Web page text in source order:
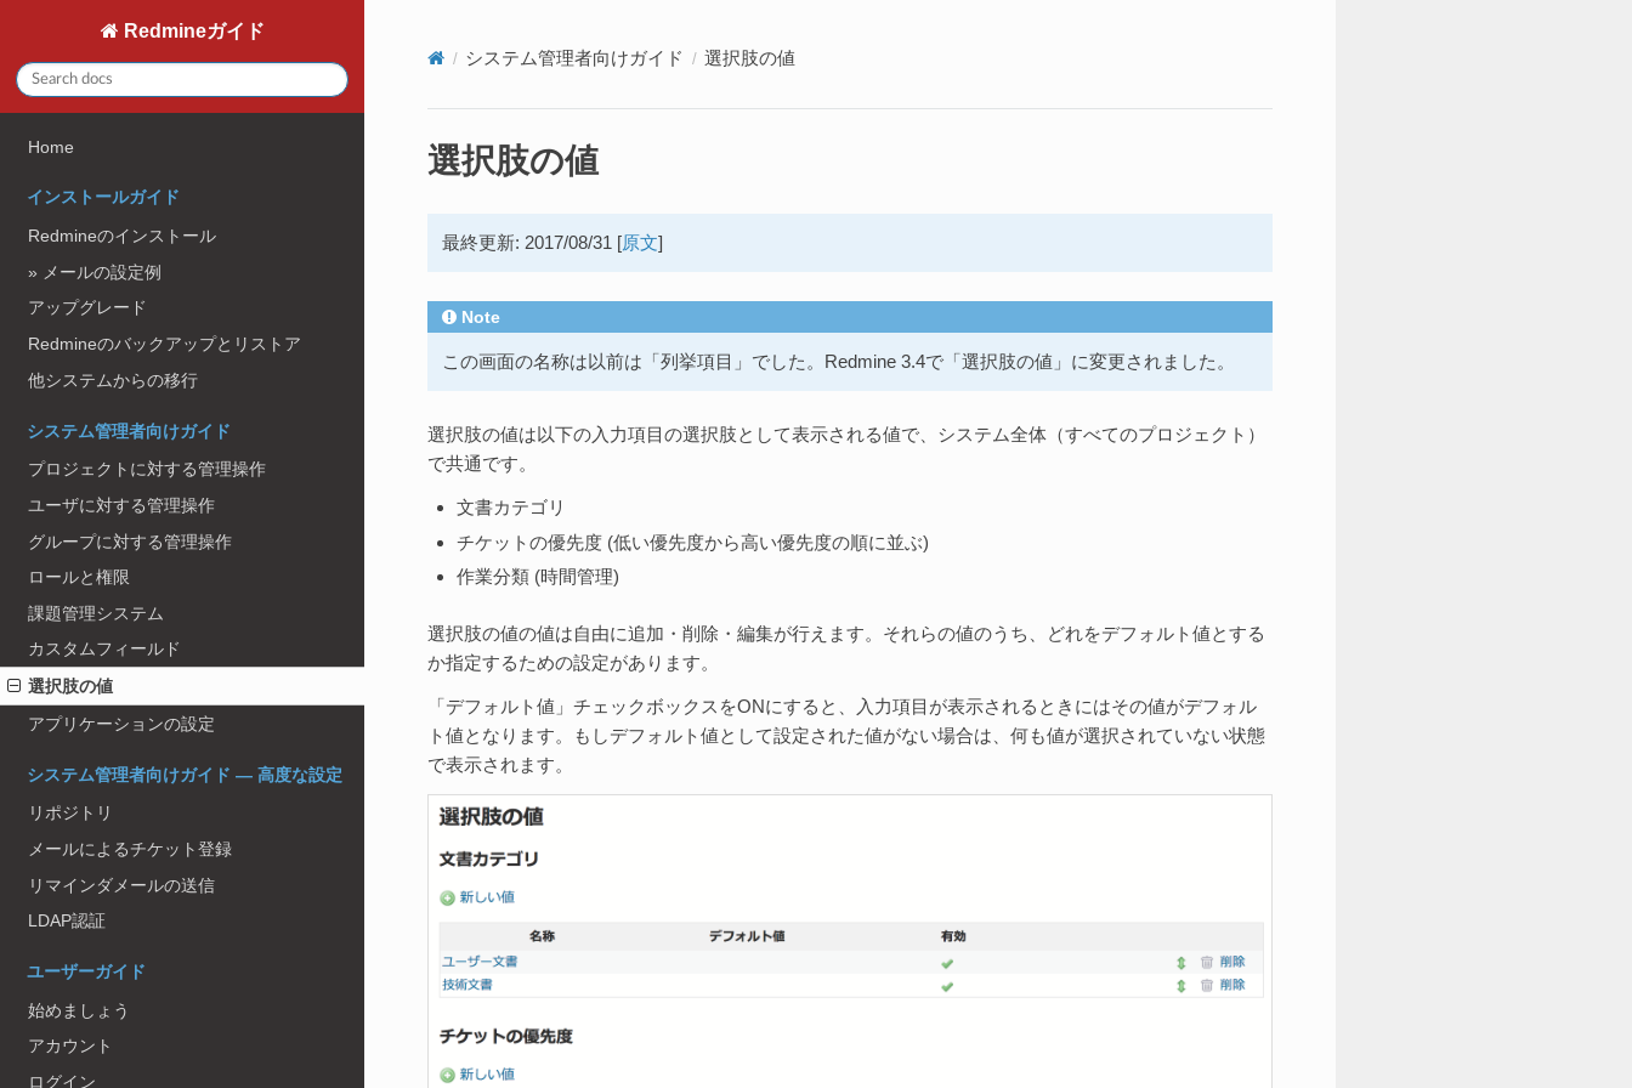
Redmineガイド
Home
インストールガイド
Redmineのインストール
» メールの設定例
アップグレード
Redmineのバックアップとリストア
他システムからの移行
システム管理者向けガイド
プロジェクトに対する管理操作
ユーザに対する管理操作
グループに対する管理操作
ロールと権限
課題管理システム
カスタムフィールド
選択肢の値
アプリケーションの設定
システム管理者向けガイド — 高度な設定
リポジトリ
メールによるチケット登録
リマインダメールの送信
LDAP認証
ユーザーガイド
始めましょう
アカウント
ログイン
システム管理者向けガイド 選択肢の値
選択肢の値
最終更新: 2017/08/31 [原文]
Note
この画面の名称は以前は「列挙項目」でした。Redmine 3.4で「選択肢の値」に変更されました。
選択肢の値は以下の入力項目の選択肢として表示される値で、システム全体（すべてのプロジェクト）
で共通です。
文書カテゴリ
チケットの優先度 (低い優先度から高い優先度の順に並ぶ)
作業分類 (時間管理)
選択肢の値の値は自由に追加・削除・編集が行えます。それらの値のうち、どれをデフォルト値とする
か指定するための設定があります。
「デフォルト値」チェックボックスをONにすると、入力項目が表示されるときにはその値がデフォル
ト値となります。もしデフォルト値として設定された値がない場合は、何も値が選択されていない状態
で表示されます。